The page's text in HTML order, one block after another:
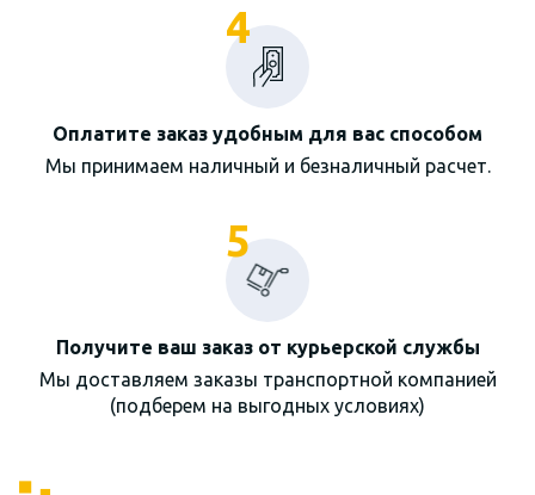
4
Оплатите заказ удобным для вас способом
Мы принимаем наличный и безналичный расчет.
5
Получите ваш заказ от курьерской службы
Мы доставляем заказы транспортной компанией
(подберем на выгодных условиях)